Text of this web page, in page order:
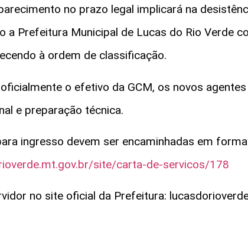
no prazo legal implicará na
a Prefeitura Municipal de Lucas do Rio Verde
à ordem de classificação.
o efetivo da GCM, os novos
e preparação técnica.
ingresso devem ser encaminhadas em
site/carta-de-servicos/178
no site oficial da Prefeitura: